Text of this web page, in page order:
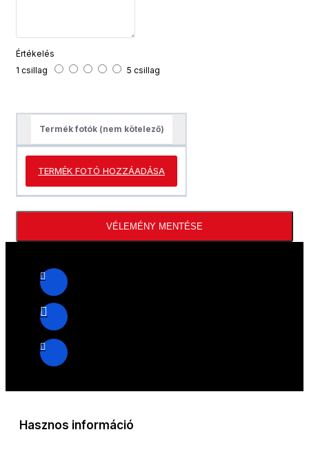
Értékelés
1 csillag
5 csillag
Termék fotók (nem kötelező)
TERMÉK FOTÓ HOZZÁADÁSA
VÉLEMÉNY MENTÉSE
Hasznos információ